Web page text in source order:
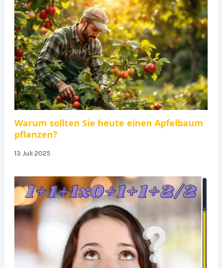
Warum sollten Sie heute einen Apfelbaum
pflanzen?
13 Juli 2025